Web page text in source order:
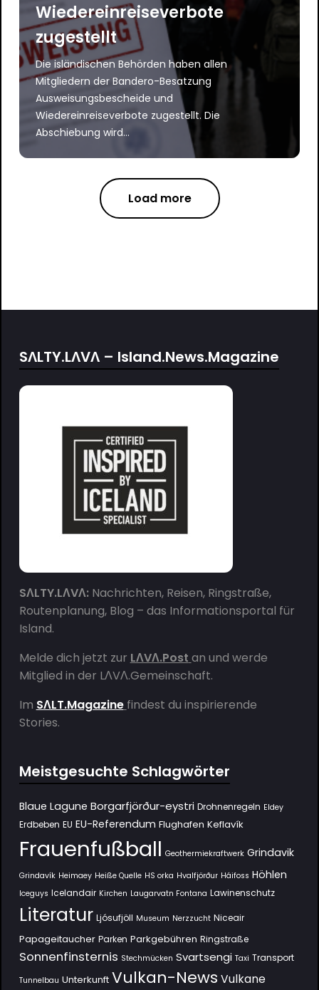
Wiedereinreiseverbote
zugestellt
Die isländischen Behörden haben allen
Mitgliedern der Bandero-Besatzung
Ausweisungsbescheide und
Wiedereinreiseverbote zugestellt. Die
Abschiebung wird...
Load more
SΛLTY.LΛVΛ – Island.News.Magazine
SΛLTY.LΛVΛ:Nachrichten, Reisen, Ringstraße,
Routenplanung, Blog – das Informationsportal für
Island.
Melde dich jetzt zur LΛVΛ.Post an und werde
Mitglied in der LΛVΛ.Gemeinschaft.
Im SΛLT.Magazine findest du inspirierende
Stories.
Meistgesuchte Schlagwörter
Blaue Lagune Borgarfjörður-eystri Drohnenregeln Eldey
Erdbeben EU EU-Referendum Flughafen Keflavík
Frauenfußball Geothermiekraftwerk Grindavik
Grindavík Heimaey Heiße Quelle HS orka Hvalfjörður Háifoss Höhlen
Iceguys Icelandair Kirchen Laugarvatn Fontana Lawinenschutz
Literatur Ljósufjöll Museum Nerzzucht Niceair
Papageitaucher Parken Parkgebühren Ringstraße
Sonnenfinsternis Stechmücken Svartsengi Taxi Transport
Tunnelbau Unterkunft Vulkan-News Vulkane